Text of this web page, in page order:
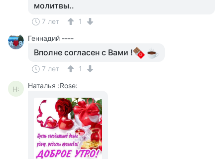
молитвы..
7 лет
1
Геннадий ----
Вполне согласен с Вами !
7 лет 1
Н: Наталья :Rose: